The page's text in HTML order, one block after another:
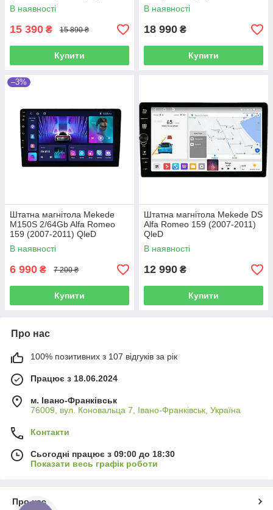
В наявності
15 390 ₴ 15 890 ₴
Купити
В наявності
18 990 ₴
Купити
–3%
Штатна магнітола Mekede
M150S 2/64Gb Alfa Romeo
159 (2007-2011) QleD
В наявності
6 990 ₴ 7 200 ₴
Купити
Штатна магнітола Mekede DS
Alfa Romeo 159 (2007-2011)
QleD
В наявності
12 990 ₴
Купити
Про нас
100% позитивних з 107 відгуків за рік
Працює з 18.06.2024
м. Івано-Франківськ
76009, вул. Коновальца 7, Івано-Франківськ, Україна
Контакти
Сьогодні працює з 09:00 до 18:30
Показати весь графік роботи
Про нас